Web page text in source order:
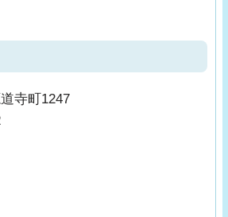
寺町1247